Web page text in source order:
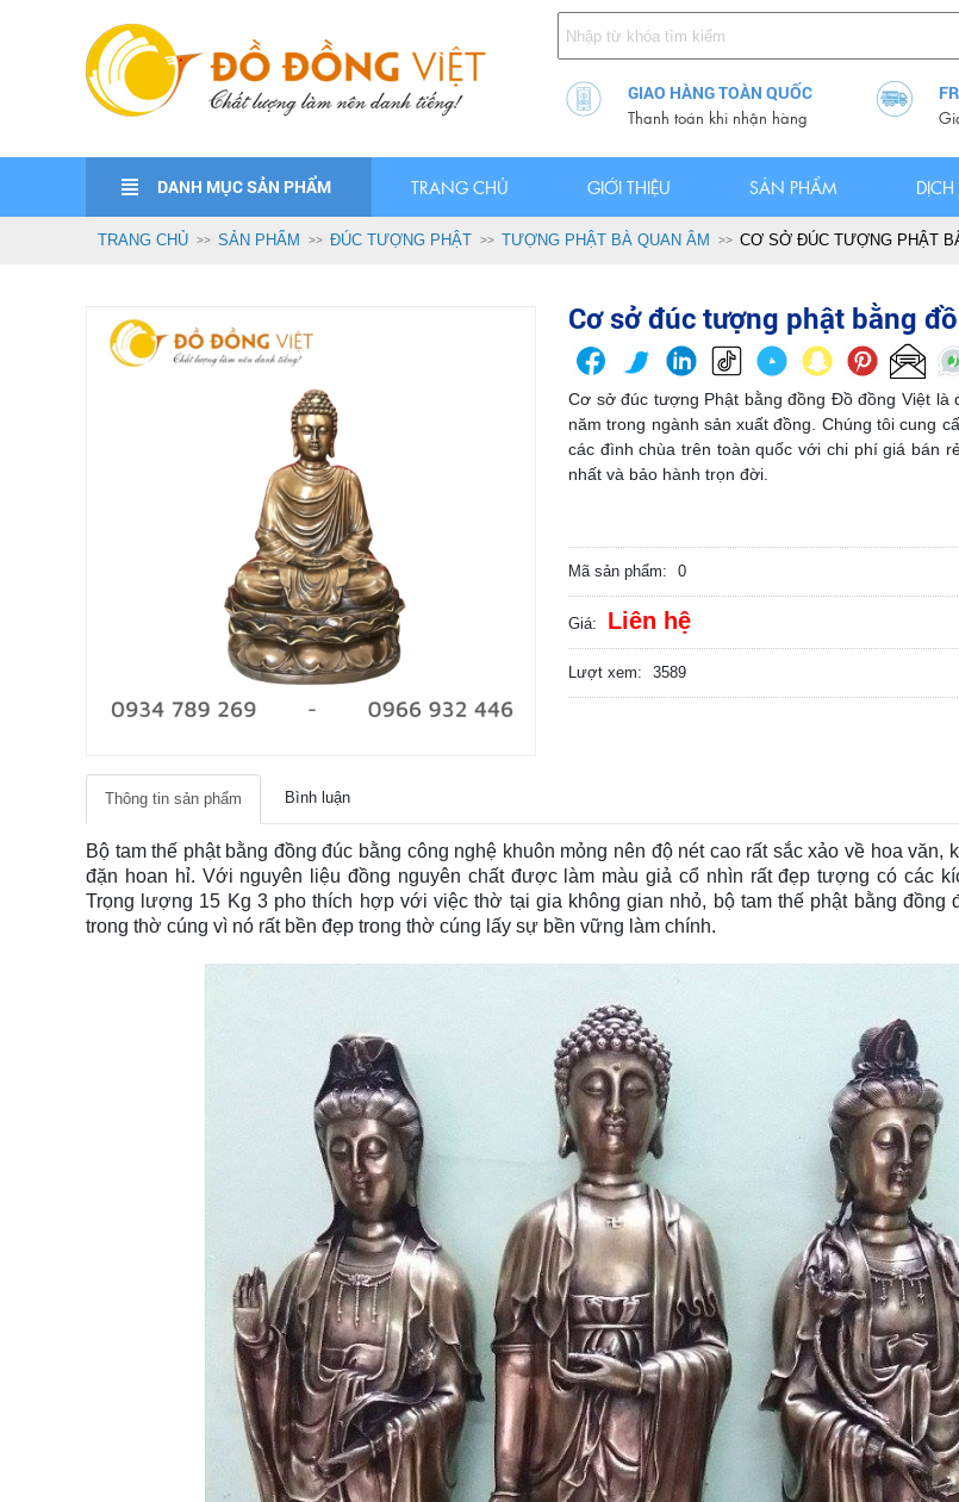
GIAO HÀNG TOÀN QUỐC
Thanh toán khi nhận hàng
DANH MỤC SẢN PHẨM TRANG CHỦ GIỚI THIỆU SẢN PHẨM
TRANG CHỦ SẢN PHẨM ĐÚC TƯỢNG PHẬT TƯỢNG PHẬT BÀ QUAN ÂM CƠ SỞ ĐÚC TƯỢNG PHẬT
Cơ sở đúc tượng phật bằng
Cơ sở đúc tượng Phật bằng đồng Đồ đồng Việt là
năm trong ngành sản xuất đồng. Chúng tôi cung
các đình chùa trên toàn quốc với chi phí giá bán
nhất và bảo hành trọn đời.
Mã sản phẩm: 0
Giá: Liên hệ
Lượt xem: 3589
Thông tin sản phẩm Bình luận
Bộ tam thế phật bằng đồng đúc bằng công nghệ khuôn mỏng nên độ nét cao rất sắc xảo về hoa văn,
đặn hoan hỉ. Với nguyên liệu đồng nguyên chất được làm màu giả cổ nhìn rất đẹp tượng có các
Trọng lượng 15 Kg 3 pho thích hợp với việc thờ tại gia không gian nhỏ, bộ tam thế phật bằng đồng
trong thờ cúng vì nó rất bền đẹp trong thờ cúng lấy sự bền vững làm chính.